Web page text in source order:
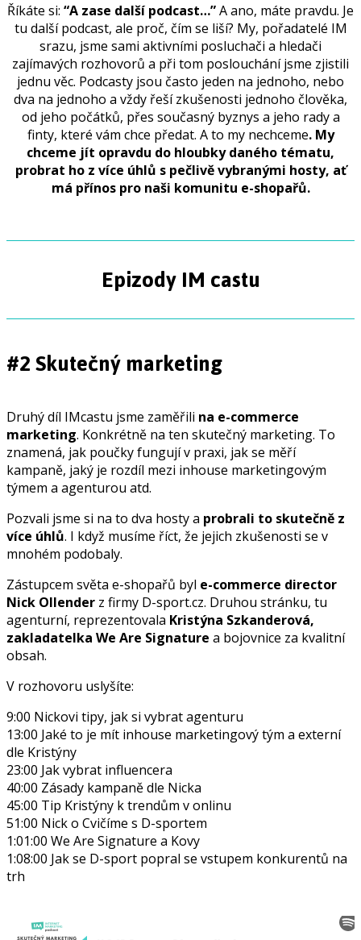
Říkáte si: “A zase další podcast…”A ano, máte pravdu. Je
tu další podcast, ale proč, čím se liší? My, pořadatelé IM
srazu, jsme sami aktivními posluchači a hledači
zajímavých rozhovorů a při tom poslouchání jsme zjistili
jednu věc. Podcasty jsou často jeden na jednoho, nebo
dva na jednoho a vždy řeší zkušenosti jednoho člověka,
od jeho počátků, přes současný byznys a jeho rady a
finty, které vám chce předat. A to my nechceme. My
chceme jít opravdu do hloubky daného tématu,
probrat ho z více úhlů s pečlivě vybranými hosty, ať
má přínos pro naši komunitu e-shopařů.
Epizody IM castu
#2 Skutečný marketing
Druhý díl IMcastu jsme zaměřili na e-commerce
marketing. Konkrétně na ten skutečný marketing. To
znamená, jak poučky fungují v praxi, jak se měří
kampaně, jaký je rozdíl mezi inhouse marketingovým
týmem a agenturou atd.
Pozvali jsme si na to dva hosty a probrali to skutečně z
více úhlů. I když musíme říct, že jejich zkušenosti se v
mnohém podobaly.
Zástupcem světa e-shopařů byl e-commerce director
Nick Ollender z firmy D-sport.cz. Druhou stránku, tu
agenturní, reprezentovala Kristýna Szkanderová,
zakladatelka We Are Signature a bojovnice za kvalitní
obsah.
V rozhovoru uslyšíte:
9:00 Nickovi tipy, jak si vybrat agenturu
13:00 Jaké to je mít inhouse marketingový tým a externí
dle Kristýny
23:00 Jak vybrat influencera
40:00 Zásady kampaně dle Nicka
45:00 Tip Kristýny k trendům v onlinu
51:00 Nick o Cvičíme s D-sportem
1:01:00 We Are Signature a Kovy
1:08:00 Jak se D-sport popral se vstupem konkurentů na
trh